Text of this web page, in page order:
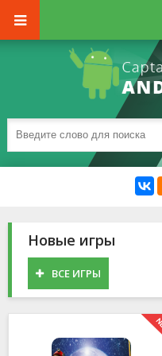
Новые игры
ВСЕ ИГРЫ